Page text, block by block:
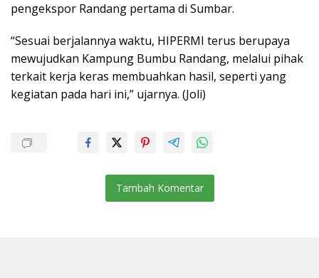
pengekspor Randang pertama di Sumbar.
“Sesuai berjalannya waktu, HIPERMI terus berupaya
mewujudkan Kampung Bumbu Randang, melalui pihak
terkait kerja keras membuahkan hasil, seperti yang
kegiatan pada hari ini,” ujarnya. (Joli)
Tambah Komentar